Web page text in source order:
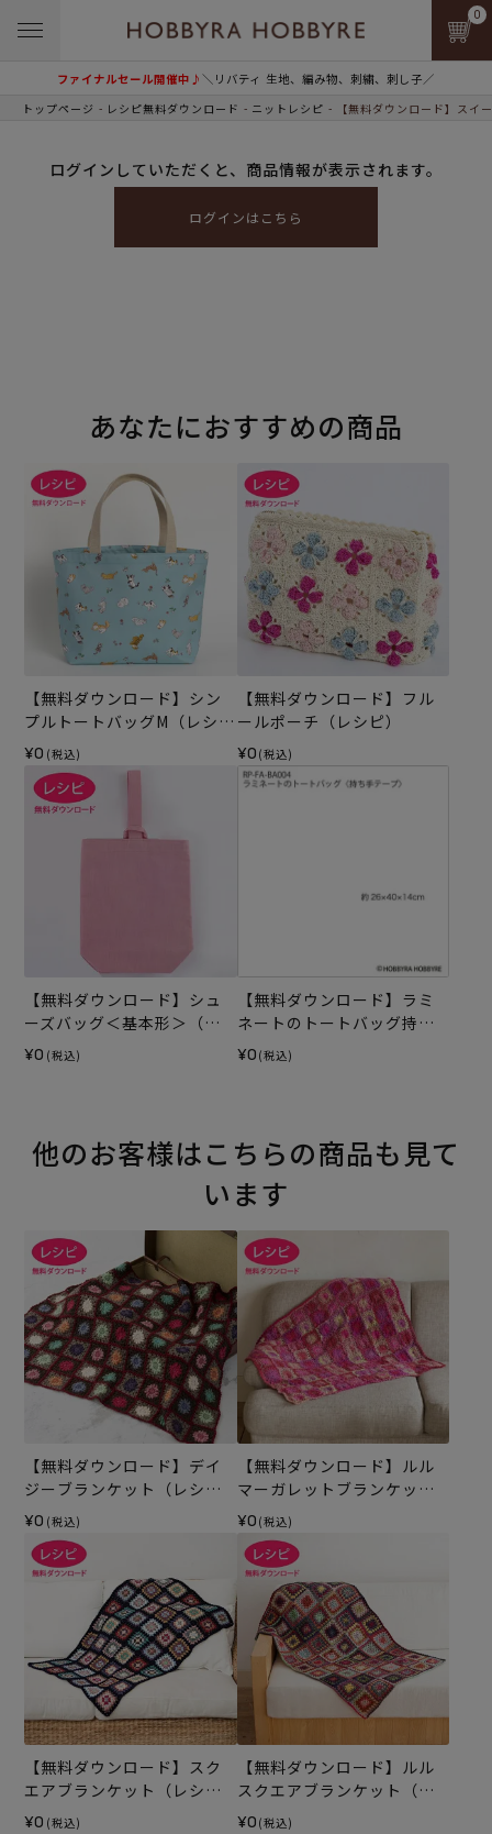
ファイナルセール開催中♪＼リバティ 生地、編み物、刺繍、刺し子／
0
トップページ レシピ無料ダウンロード ニットレシピ 【無料ダウンロード】スイ
ログインしていただくと、商品情報が表示されます。
ログインはこちら
あなたにおすすめの商品
【無料ダウンロード】シン
プルトートバッグM（レシ
ピ）
¥0 (税込)
【無料ダウンロード】フル
ールポーチ（レシピ）
¥0 (税込)
【無料ダウンロード】シュ
ーズバッグ＜基本形＞（レ
シピ）
¥0 (税込)
【無料ダウンロード】ラミ
ネートのトートバッグ持ち
手テープ（レシピ）
¥0 (税込)
他のお客様はこちらの商品も見て
います
【無料ダウンロード】デイ
ジーブランケット（レシ
ピ）
¥0 (税込)
【無料ダウンロード】ルル
マーガレットブランケット
（レシピ）
¥0 (税込)
【無料ダウンロード】スク
エアブランケット（レシ
ピ）
¥0 (税込)
【無料ダウンロード】ルル
スクエアブランケット（レ
シピ）
¥0 (税込)